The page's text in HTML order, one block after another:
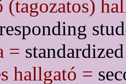
(tagozatos)
=
hallgató =